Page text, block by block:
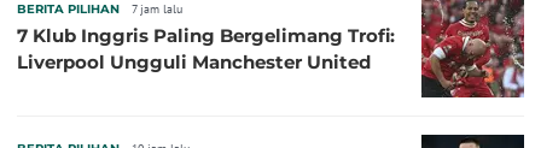
BERITA PILIHAN 7 jam lalu
7 Klub Inggris Paling Bergelimang Trofi:
Liverpool Ungguli Manchester United